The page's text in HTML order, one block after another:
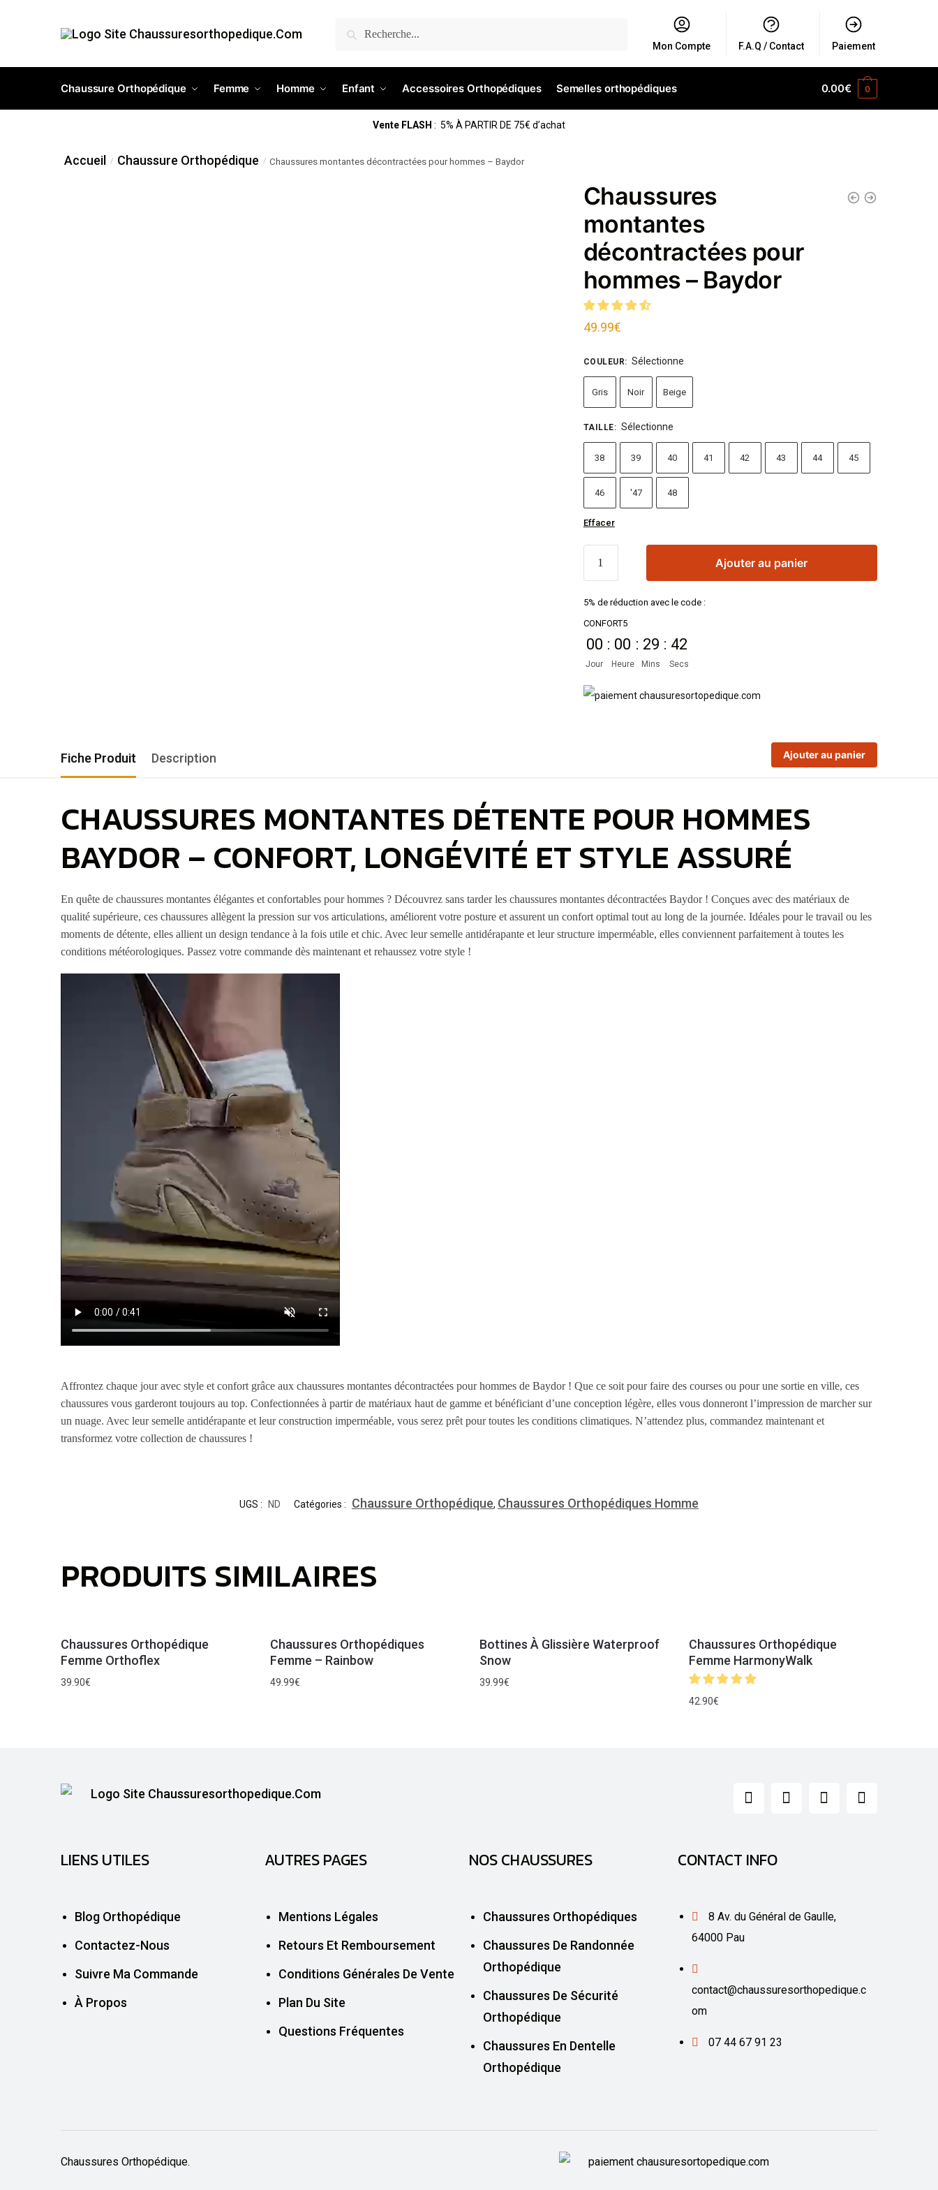
Recherche Mon Compte F.A.Q / Contact Paiement
Chaussure Orthopédique Femme Homme Enfant Accessoires Orthopédiques Semelles orthopédiques 0.00€ 0
Vente FLASH : 5% À PARTIR DE 75€ d’achat
Accueil / Chaussure Orthopédique / Chaussures montantes décontractées pour hommes – Baydor
Chaussures
montantes
décontractées pour
hommes – Baydor
49.99€
COULEUR: Sélectionne
Gris Noir Beige
TAILLE: Sélectionne
38 39 40 41 42 43 44 45
46 '47 48
Effacer
Ajouter au panier
5% de réduction avec le code :
CONFORT5
00
Jour
: 00
Heure
: 29
Mins
: 42
Secs
Fiche Produit Description Ajouter au panier
CHAUSSURES MONTANTES DÉTENTE POUR HOMMES
BAYDOR – CONFORT, LONGÉVITÉ ET STYLE ASSURÉ
En quête de chaussures montantes élégantes et confortables pour hommes ? Découvrez sans tarder les chaussures montantes décontractées Baydor ! Conçues avec des matériaux de
qualité supérieure, ces chaussures allègent la pression sur vos articulations, améliorent votre posture et assurent un confort optimal tout au long de la journée. Idéales pour le travail ou les
moments de détente, elles allient un design tendance à la fois utile et chic. Avec leur semelle antidérapante et leur structure imperméable, elles conviennent parfaitement à toutes les
conditions météorologiques. Passez votre commande dès maintenant et rehaussez votre style !
Affrontez chaque jour avec style et confort grâce aux chaussures montantes décontractées pour hommes de Baydor ! Que ce soit pour faire des courses ou pour une sortie en ville, ces
chaussures vous garderont toujours au top. Confectionnées à partir de matériaux haut de gamme et bénéficiant d’une conception légère, elles vous donneront l’impression de marcher sur
un nuage. Avec leur semelle antidérapante et leur construction imperméable, vous serez prêt pour toutes les conditions climatiques. N’attendez plus, commandez maintenant et
transformez votre collection de chaussures !
UGS : ND Catégories : Chaussure Orthopédique, Chaussures Orthopédiques Homme
PRODUITS SIMILAIRES
Chaussures Orthopédique
Femme Orthoflex
39.90€
Chaussures Orthopédiques
Femme – Rainbow
49.99€
Bottines À Glissière Waterproof
Snow
39.99€
Chaussures Orthopédique
Femme HarmonyWalk
42.90€
LIENS UTILES
Blog Orthopédique
Contactez-Nous
Suivre Ma Commande
À Propos
AUTRES PAGES
Mentions Légales
Retours Et Remboursement
Conditions Générales De Vente
Plan Du Site
Questions Fréquentes
NOS CHAUSSURES
Chaussures Orthopédiques
Chaussures De Randonnée
Orthopédique
Chaussures De Sécurité
Orthopédique
Chaussures En Dentelle
Orthopédique
CONTACT INFO
8 Av. du Général de Gaulle,
64000 Pau
contact@chaussuresorthopedique.c
om
07 44 67 91 23
Chaussures Orthopédique.